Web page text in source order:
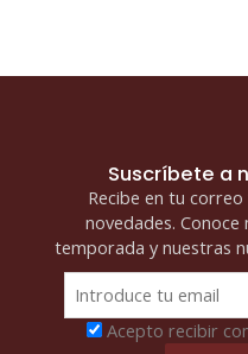
Suscríbete a
Recibe en tu
novedades.
temporada y nuestras
Acepto recibir